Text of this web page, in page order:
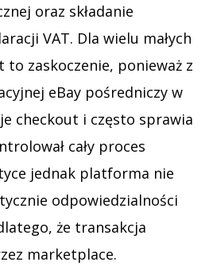
oraz składanie
VAT. Dla wielu małych
to zaskoczenie, ponieważ z
eBay pośredniczy w
checkout i często sprawia
cały proces
jednak platforma nie
odpowiedzialności
że transakcja
marketplace.